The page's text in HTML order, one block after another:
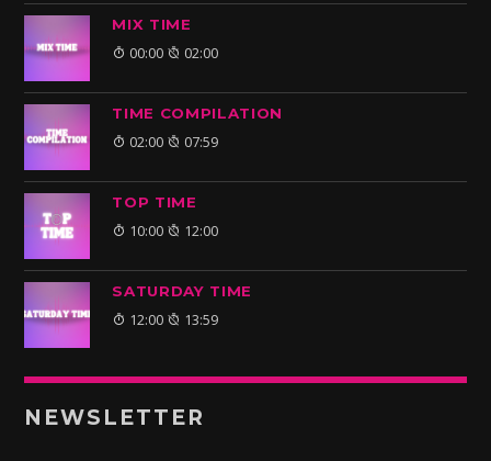
MIX TIME
00:00 02:00
TIME COMPILATION
02:00 07:59
TOP TIME
10:00 12:00
SATURDAY TIME
12:00 13:59
NEWSLETTER